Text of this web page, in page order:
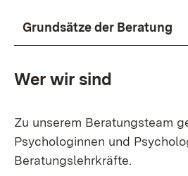
Grundsätze der Beratung
Wer wir sind
Zu unserem Beratungsteam
Psychologinnen und
Beratungslehrkräfte.